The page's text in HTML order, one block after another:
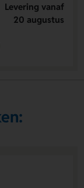
Levering vanaf
20 augustus